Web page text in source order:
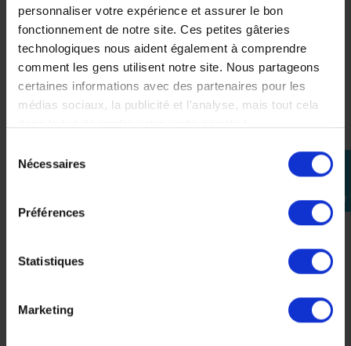
personnaliser votre expérience et assurer le bon
fonctionnement de notre site. Ces petites gâteries
technologiques nous aident également à comprendre
comment les gens utilisent notre site. Nous partageons
certaines informations avec des partenaires pour les
médias sociaux, la publicité et l'analyse, mais tout cela
Nécessaires
Préférences
Statistiques
Marketing
perm_identity
connecter